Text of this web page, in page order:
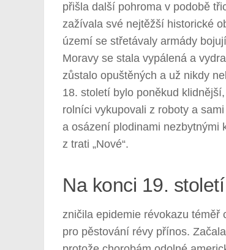
přišla další pohroma v podobě
zažívala své nejtěžší historické
území se střetávaly armády
Moravy se stala vypálená a
zůstalo opuštěných a už nikdy
18. století bylo poněkud
rolníci vykupovali z roboty a
a osázení plodinami nezbytnými
z trati „Nové“.
Na konci 19. století
zničila epidemie révokazu
pro pěstování révy přínos.